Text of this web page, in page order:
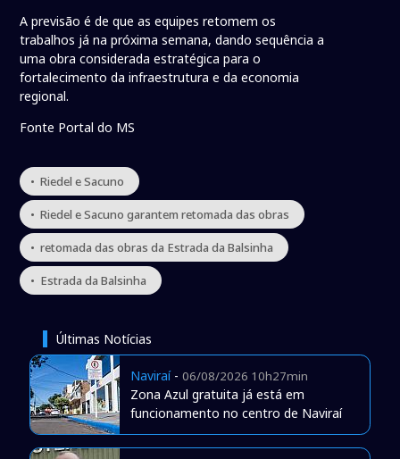
A previsão é de que as equipes retomem os
trabalhos já na próxima semana, dando sequência a
uma obra considerada estratégica para o
fortalecimento da infraestrutura e da economia
regional.
Fonte Portal do MS
• Riedel e Sacuno
• Riedel e Sacuno garantem retomada das obras
• retomada das obras da Estrada da Balsinha
• Estrada da Balsinha
Últimas Notícias
Naviraí- 06/08/2026 10h27min
Zona Azul gratuita já está em
funcionamento no centro de Naviraí